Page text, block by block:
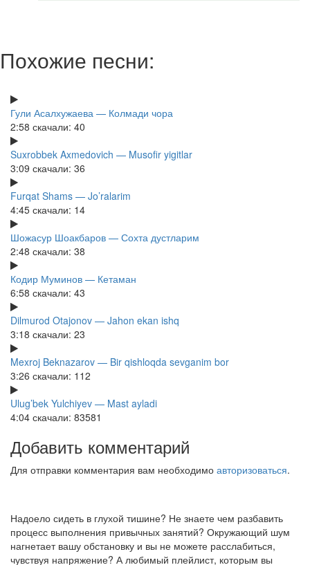
Похожие песни:
Гули Асалхужаева — Колмади чора
2:58 скачали: 40
Suxrobbek Axmedovich — Musofir yigitlar
3:09 скачали: 36
Furqat Shams — Jo’ralarim
4:45 скачали: 14
Шожасур Шоакбаров — Сохта дустларим
2:48 скачали: 38
Кодир Муминов — Кетаман
6:58 скачали: 43
Dilmurod Otajonov — Jahon ekan ishq
3:18 скачали: 23
Mexroj Beknazarov — Bir qishloqda sevganim bor
3:26 скачали: 112
Ulug’bek Yulchiyev — Mast ayladi
4:04 скачали: 83581
Добавить комментарий
Для отправки комментария вам необходимо авторизоваться.
Надоело сидеть в глухой тишине? Не знаете чем разбавить
процесс выполнения привычных занятий? Окружающий шум
нагнетает вашу обстановку и вы не можете расслабиться,
чувствуя напряжение? А любимый плейлист, которым вы